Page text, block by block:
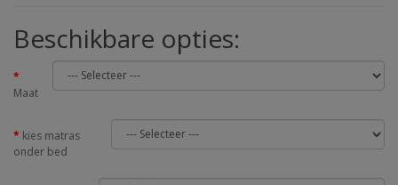
Beschikbare opties:
Maat
kies matras
onder bed